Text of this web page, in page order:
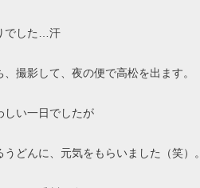
でした…汗
撮影して、夜の便で高松を出ます。
しい一日でしたが
どんに、元気をもらいました（笑）。